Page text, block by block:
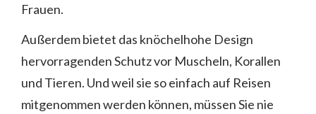
Frauen.
Außerdem bietet das knöchelhohe Design
hervorragenden Schutz vor Muscheln, Korallen
und Tieren. Und weil sie so einfach auf Reisen
mitgenommen werden können, müssen Sie nie